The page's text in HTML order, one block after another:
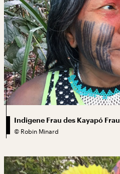
Indigene Frau des Kayapó Frau
© Robin Minard